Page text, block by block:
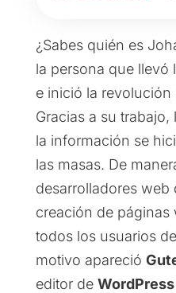
¿Sabes quién es
la persona que llevó
e inició la revolución
Gracias a su
la información se
las masas. De
desarrolladores web
creación de páginas
todos los usuarios de
motivo apareció
editor de WordPress